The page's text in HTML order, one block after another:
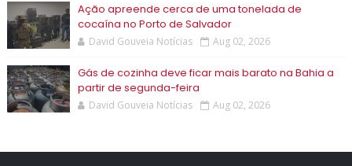
Ação apreende cerca de uma tonelada de
cocaína no Porto de Salvador
David Gouveia Notícias Aug 02, 2026
Gás de cozinha deve ficar mais barato na Bahia a
partir de segunda-feira
David Gouveia Notícias Aug 02, 2026